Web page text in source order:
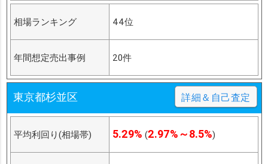
相場ランキング 44位
年間想定売出事例 20件
東京都杉並区 詳細＆自己査定
平均利回り(相場帯) 5.29% (2.97%～8.5%)